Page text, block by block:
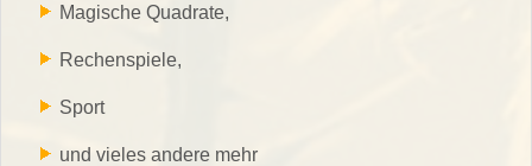
Magische Quadrate,
Rechenspiele,
Sport
und vieles andere mehr